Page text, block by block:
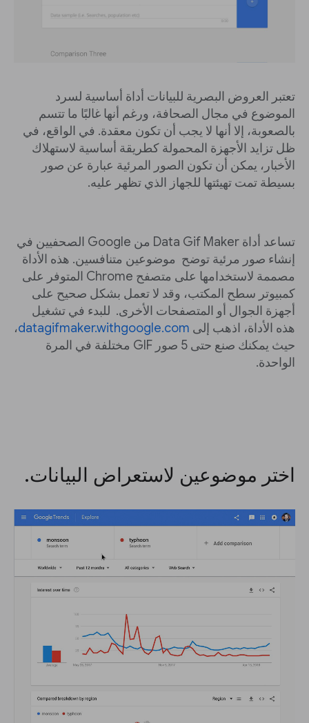
تعتبر العروض البصرية للبيانات أداة أساسية لسرد
الموضوع في مجال الصحافة، ورغم أنها غالبًا ما تتسم
بالصعوبة، إلا أنها لا يجب أن تكون معقدة. في الواقع، في
ظل تزايد الأجهزة المحمولة كطريقة أساسية لاستهلاك
الأخبار، يمكن أن تكون الصور المرئية عبارة عن صور
بسيطة تمت تهيئتها للجهاز الذي تظهر عليه.
تساعد أداة Data Gif Maker من Google الصحفيين في
إنشاء صور مرئية توضح موضوعين متنافسين. هذه الأداة
مصممة لاستخدامها على متصفح Chrome المتوفر على
كمبيوتر سطح المكتب، وقد لا تعمل بشكل صحيح على
أجهزة الجوال أو المتصفحات الأخرى. للبدء في تشغيل
هذه الأداة، اذهب إلى datagifmaker.withgoogle.com،
حيث يمكنك صنع حتى 5 صور GIF مختلفة في المرة
الواحدة.
اختر موضوعين لاستعراض البيانات.